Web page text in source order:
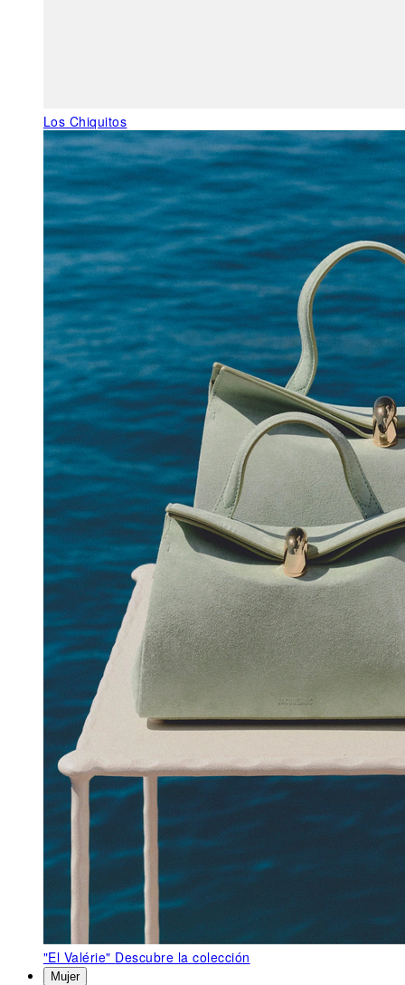
Los Chiquitos
"El Valérie" Descubre la colección
Mujer